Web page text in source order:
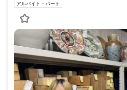
アルバイト・パート